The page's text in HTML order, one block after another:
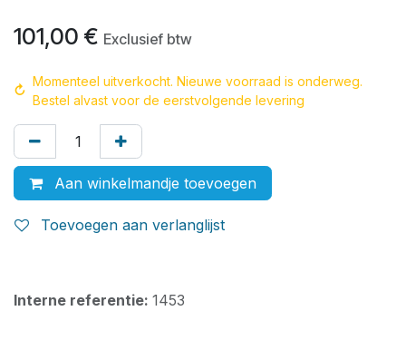
101,00 € Exclusief btw
↻
Momenteel uitverkocht. Nieuwe voorraad is onderweg.
Bestel alvast voor de eerstvolgende levering
Aan winkelmandje toevoegen
Toevoegen aan verlanglijst
Interne referentie: 1453